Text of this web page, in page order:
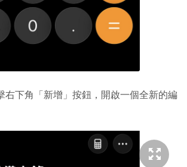
右下角「新增」按鈕，開啟一個全新的編